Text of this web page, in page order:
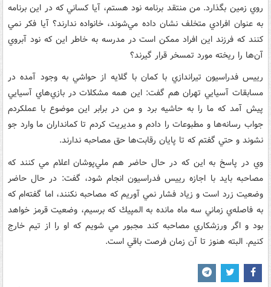
روي زمين بگذارد. من منتقد برنامه نود هستم، آيا كساني كه در اين برنامه
به عنوان افرادي متخلف نشان داده مي‌شوند، خانواده ندارند؟ آيا فكر نمي
كنند كه فرزند اين افراد ممكن است در مدرسه به خاطر اين كه نود آبروي
آن‌ها را ريخته مورد تمسخر قرار گيرند؟
رييس فدراسيون تيراندازي با كمان با گلايه از حواشي به وجود آمده در
مسابقات آسيايي تهران هم گفت: اين همه مشكلات در بازي‌هاي آسيايي
پيش آمد كه ما را به حاشيه برد و من در برابر اين موضوع با عملكردم
جواب رسانه‌ها و مطبوعات را دادم و مديريت كردم تا كمانداران ما وارد جو
نشوند و حتي گفتم كه تا پايان رقابت‌ها حق مصاحبه ندارند.
وي در پاسخ به اين كه در حال حاضر هم ملي‌پوشان اعلام مي كنند كه
مصاحبه بايد با اجازه رييس فدراسيون انجام شود، گفت: در حال حاضر
وضعيت زرد است و زياد فشار نمي آوريم كه مصاحبه نكنند، اما گفته‌ام كه
به فاصله‌ي زماني سه ماه مانده به المپيك كه برسيم، وضعيت قرمز خواهد
بود و اگر ورزشكاري مصاحبه كند مجبور مي شويم كه او را از تيم خارج
كنيم. البته هنوز تا آن زمان فرصت باقي است.‌